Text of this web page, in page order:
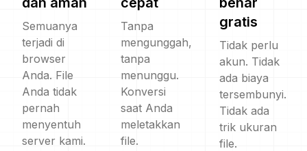
Semuanya
terjadi di
browser
Anda. File
Anda tidak
pernah
menyentuh
server kami.
Tanpa
mengunggah,
tanpa
menunggu.
Konversi
saat Anda
meletakkan
file.
gratis
Tidak perlu
akun. Tidak
ada biaya
tersembunyi.
Tidak ada
trik ukuran
file.